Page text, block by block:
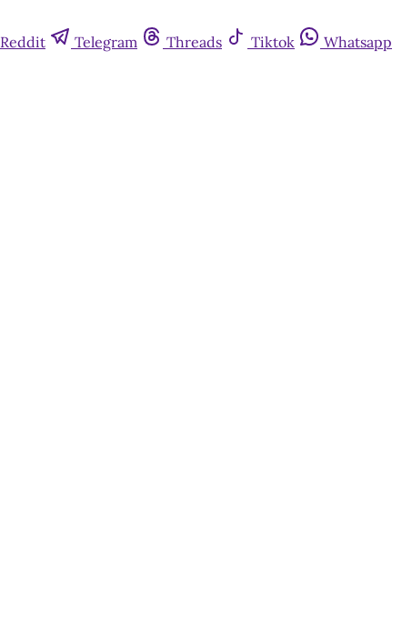
Reddit Telegram Threads Tiktok
Whatsapp